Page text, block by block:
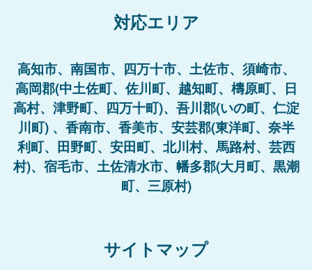
対応エリア
高知市、南国市、四万十市、土佐市、須崎市、
高岡郡(中土佐町、佐川町、越知町、檮原町、日
高村、津野町、四万十町)、吾川郡(いの町、仁淀
川町) 、香南市、香美市、安芸郡(東洋町、奈半
利町、田野町、安田町、北川村、馬路村、芸西
村)、宿毛市、土佐清水市、幡多郡(大月町、黒潮
町、三原村)
サイトマップ